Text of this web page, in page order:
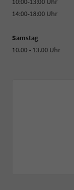
14:00-18:00 Uhr
Samstag
10.00 - 13.00 Uhr